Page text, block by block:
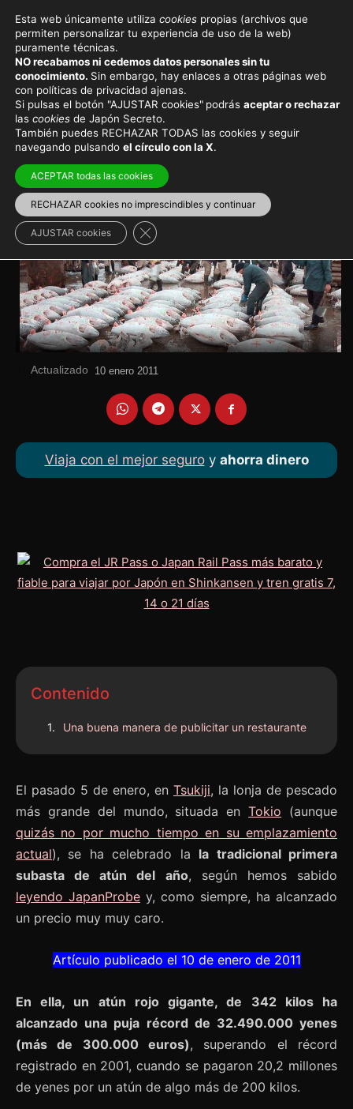
Noticias de actualidad en Japón
¿El atún más caro del
mundo?
La primera subasta de atunes del año y el atún más
caro
Noticias
Actualizado 10 enero 2011
Viaja con el mejor seguroy ahorra dinero
Contenido
Una buena manera de publicitar un restaurante
El pasado 5 de enero, en Tsukiji, la lonja de pescado
más grande del mundo, situada enTokio (aunque
quizás no por mucho tiempo en su emplazamiento
actual), se ha celebrado la la tradicional primera
subasta de atún del año, según hemos sabido
leyendo JapanProbe y, como siempre, ha alcanzado
un precio muy muy caro.
Artículo publicado el 10 de enero de 2011
En ella, un atún rojo gigante, de 342 kilos ha
alcanzado una puja récord de 32.490.000 yenes
(más de 300.000 euros), superando el récord
registrado en 2001, cuando se pagaron 20,2 millones
de yenes por un atún de algo más de 200 kilos.
Esta web únicamente utiliza cookies propias (archivos que
permiten personalizar tu experiencia de uso de la web)
puramente técnicas.
NO recabamos ni cedemos datos personales sin tu
conocimiento. Sin embargo, hay enlaces a otras páginas web
con políticas de privacidad ajenas.
Si pulsas el botón "AJUSTAR cookies" podrás aceptar o rechazar
las cookies de Japón Secreto.
También puedes RECHAZAR TODAS las cookies y seguir
navegando pulsando el círculo con la X.
ACEPTAR todas las cookies
RECHAZAR cookies no imprescindibles y continuar
AJUSTAR cookies Cerrar el banner de cookies RGPD